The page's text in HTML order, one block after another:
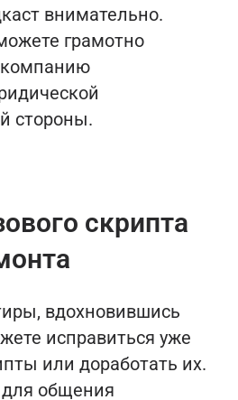
внимательно.
грамотно
стороны.
скрипта
вдохновившись
исправиться уже
или доработать их.
общения